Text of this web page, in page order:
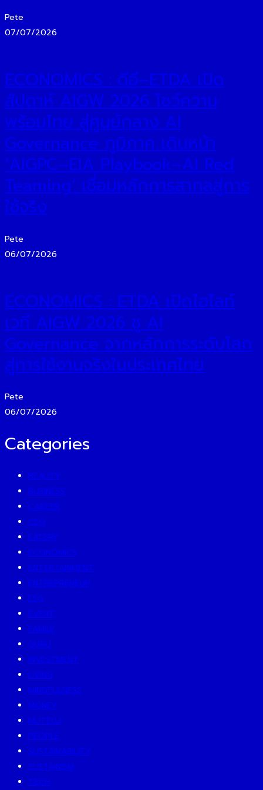
Pete
07/07/2026
ECONOMICS : ดีอี–ETDA เปิด
สัปดาห์ AIGW 2026 โชว์ความ
พร้อมไทย สู่ศูนย์กลาง AI
Governance ภูมิภาค เดินหน้า
‘AIGPC–EIA Playbook–AI Red
Teaming’ เชื่อมหลักการสากลสู่การ
ใช้จริง
Pete
06/07/2026
ECONOMICS : ETDA เปิดไฮไลท์
เวที AIGW 2026 ชู AI
Governance จากหลักการระดับโลก
สู่การใช้งานจริงในประเทศไทย
Pete
06/07/2026
Categories
BEAUTY
BUSINESS
CAREER
CEO
EATERY
ECONOMICS
ENTERTAINMENT
ENTREPRENEUR
ESG
EVENT
FAMILY
GURU
INVESTMENT
LIVING
MINDFULNESS
MONEY
MUTELU
PEOPLE
SUSTAINABILITY
SUSTAINISM
TECH